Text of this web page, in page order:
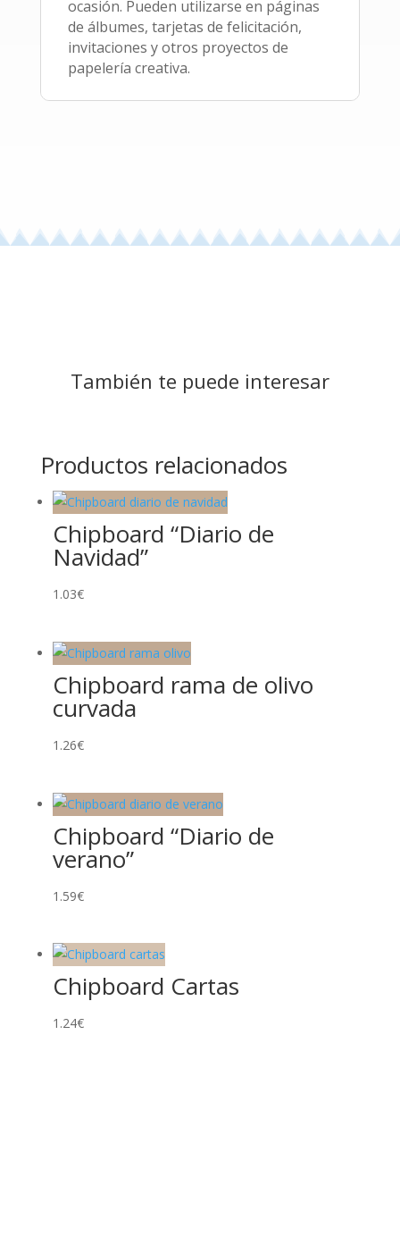
ocasión. Pueden utilizarse en páginas
de álbumes, tarjetas de felicitación,
invitaciones y otros proyectos de
papelería creativa.
También te puede interesar
Productos relacionados
Chipboard “Diario de
Navidad”
1.03€
Chipboard rama de olivo
curvada
1.26€
Chipboard “Diario de
verano”
1.59€
Chipboard Cartas
1.24€